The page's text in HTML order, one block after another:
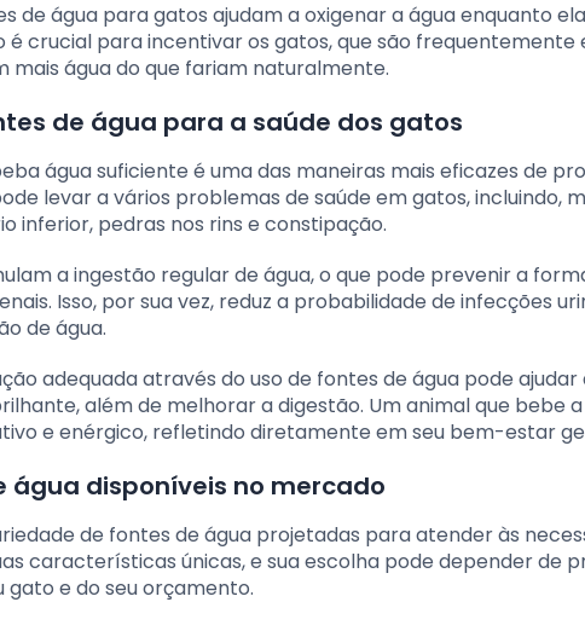
de água para gatos ajudam a oxigenar a água enquanto
é crucial para incentivar os gatos, que são frequentemente
mais água do que fariam naturalmente.
de água para a saúde dos gatos
água suficiente é uma das maneiras mais eficazes de
levar a vários problemas de saúde em gatos, incluindo,
inferior, pedras nos rins e constipação.
a ingestão regular de água, o que pode prevenir a
Isso, por sua vez, reduz a probabilidade de infecções
de água.
adequada através do uso de fontes de água pode
além de melhorar a digestão. Um animal que bebe
e enérgico, refletindo diretamente em seu bem-estar
água disponíveis no mercado
de fontes de água projetadas para atender às
características únicas, e sua escolha pode depender de
e do seu orçamento.